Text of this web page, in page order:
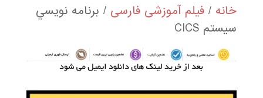
خانه / فیلم آموزشی فارسی / برنامه نويسي
سيستم CICS